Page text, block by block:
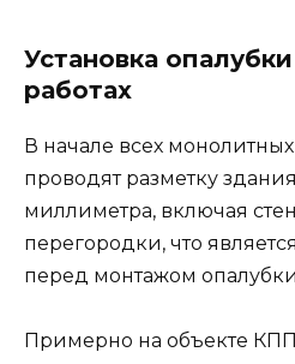
Установка
работах
В начале всех
проводят разметку
миллиметра, включая
перегородки, что
перед монтажом
Примерно на объекте КПП